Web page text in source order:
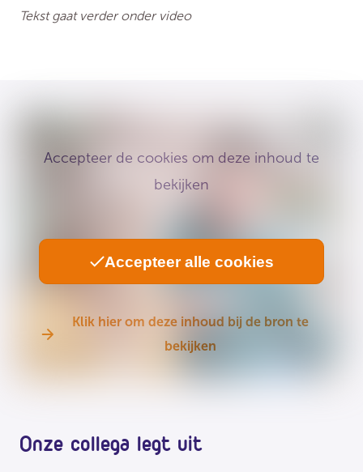
Tekst gaat verder onder video
Accepteer de cookies om deze inhoud te
bekijken
Accepteer alle cookies
Klik hier om deze inhoud bij de bron te
bekijken
Onze collega legt uit